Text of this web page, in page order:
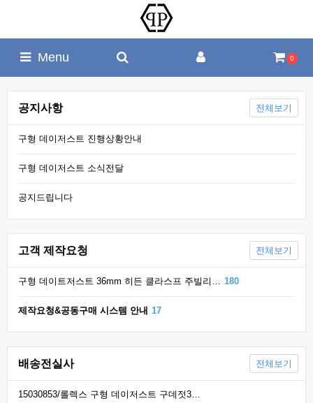
Menu 0
공지사항
구형 데이저스트 진행상황안내
구형 데이저스트 소식전달
공지드립니다
전체보기
고객 제작요청
구형 데이트저스트 36mm 히든 클라스프 주빌리… 180
제작요청&공동구매 시스템 안내 17
전체보기
배송전실사
15030853/롤렉스 구형 데이저스트 구데젓3…
전체보기